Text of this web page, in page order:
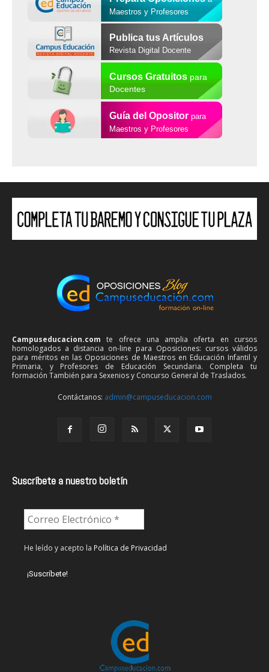
Maestros y Profesores
Publica tus Artículos
Revista Digital Docente
Cursos Gratuitospara
Docentes
Guía del Opositor para
Maestros y Profesores
Campuseducacion.com te ofrece una amplia oferta en cursos
homologados a distancia on-line para Oposiciones: cursos válidos
para méritos en las Oposiciones de Maestros en Educación Infantil y
Primaria, y Profesores de Educación Secundaria. Completa tu
formación También para Sexenios y Concurso General de Traslados.
Contáctanos: admin@campuseducacion.com
Suscríbete a nuestro boletín
He leído y acepto la Política de Privacidad